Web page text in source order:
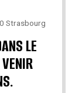
Strasbourg
LE